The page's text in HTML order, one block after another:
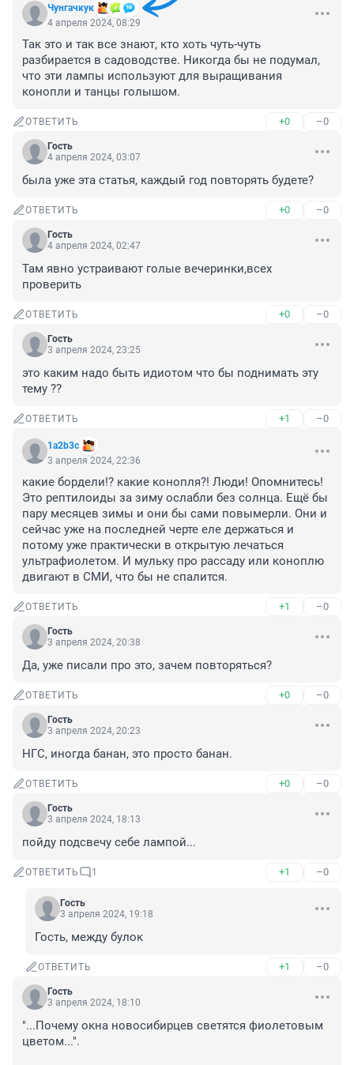
Чунгачкук
4 апреля 2024, 08:29
Так это и так все знают, кто хоть чуть-чуть
разбирается в садоводстве. Никогда бы не подумал,
что эти лампы используют для выращивания
конопли и танцы голышом.
ОТВЕТИТЬ +0 –0
Гость
4 апреля 2024, 03:07
была уже эта статья, каждый год повторять будете?
ОТВЕТИТЬ +0 –0
Гость
4 апреля 2024, 02:47
Там явно устраивают голые вечеринки,всех
проверить
ОТВЕТИТЬ +0 –0
Гость
3 апреля 2024, 23:25
это каким надо быть идиотом что бы поднимать эту
тему ??
ОТВЕТИТЬ +1 –0
1a2b3c
3 апреля 2024, 22:36
какие бордели!? какие конопля?! Люди! Опомнитесь!
Это рептилоиды за зиму ослабли без солнца. Ещё бы
пару месяцев зимы и они бы сами повымерли. Они и
сейчас уже на последней черте еле держаться и
потому уже практически в открытую лечаться
ультрафиолетом. И мульку про рассаду или коноплю
двигают в СМИ, что бы не спалится.
ОТВЕТИТЬ +1 –0
Гость
3 апреля 2024, 20:38
Да, уже писали про это, зачем повторяться?
ОТВЕТИТЬ +0 –0
Гость
3 апреля 2024, 20:23
НГС, иногда банан, это просто банан.
ОТВЕТИТЬ +0 –0
Гость
3 апреля 2024, 18:13
пойду подсвечу себе лампой...
ОТВЕТИТЬ 1 +1 –0
Гость
3 апреля 2024, 19:18
Гость, между булок
ОТВЕТИТЬ +1 –0
Гость
3 апреля 2024, 18:10
"...Почему окна новосибирцев светятся фиолетовым
цветом...".